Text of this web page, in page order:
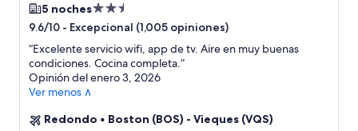
5 nochesPropiedad
de
2.5
estrellas
9.6/10 - Excepcional (1,005 opiniones)
“Excelente servicio wifi, app de tv. Aire en muy buenas
condiciones. Cocina completa.”
Opinión del enero 3, 2026
Ver menos ∧
Redondo • Boston (BOS) - Vieques (VQS)